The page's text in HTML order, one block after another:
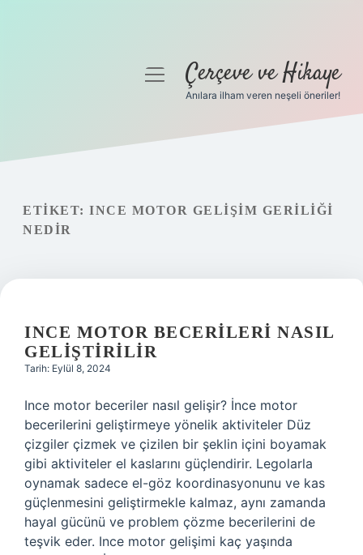
Gizlilik Politikası
Hakkımızda
menüyüÇerçeve ve Hikaye
Anılara ilham veren neşeli öneriler!
ETIKET: INCE MOTOR GELIŞIM GERILIĞI
NEDIR
INCE MOTOR BECERILERI NASIL
GELIŞTIRILIR
Tarih: Eylül 8, 2024
Ince motor beceriler nasıl gelişir? İnce motor
becerilerini geliştirmeye yönelik aktiviteler Düz
çizgiler çizmek ve çizilen bir şeklin içini boyamak
gibi aktiviteler el kaslarını güçlendirir. Legolarla
oynamak sadece el-göz koordinasyonunu ve kas
güçlenmesini geliştirmekle kalmaz, aynı zamanda
hayal gücünü ve problem çözme becerilerini de
teşvik eder. Ince motor gelişimi kaç yaşında